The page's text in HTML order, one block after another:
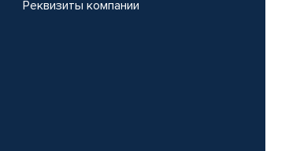
Реквизиты компании